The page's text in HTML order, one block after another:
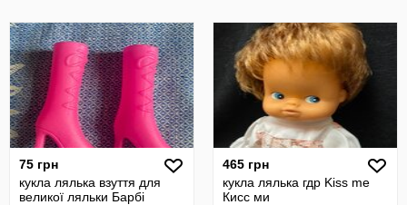
75 грн
кукла лялька взуття для
великої ляльки Барбі
465 грн
кукла лялька гдр Kiss me
Кисс ми